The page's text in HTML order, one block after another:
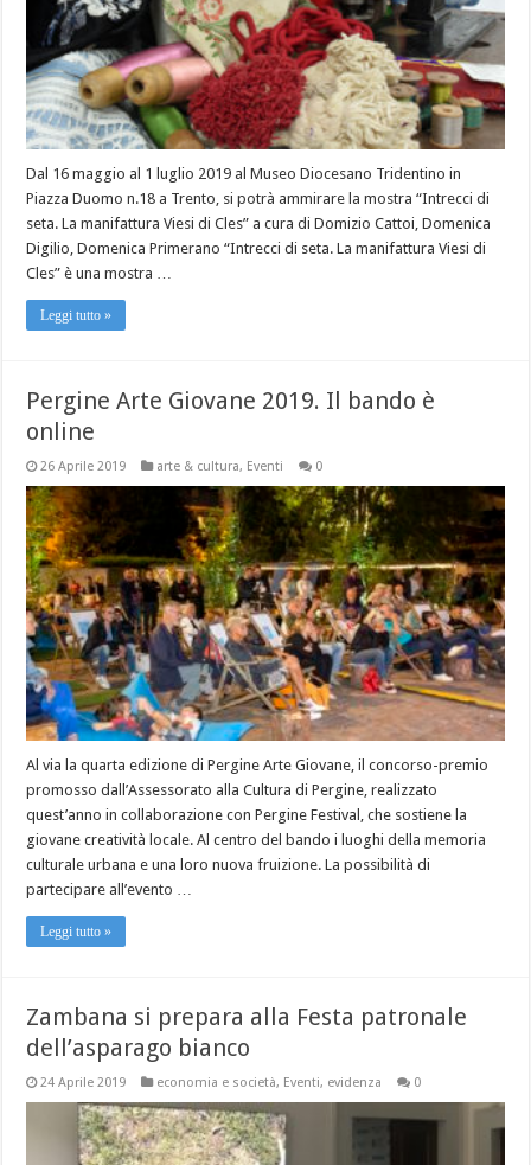
Dal 16 maggio al 1 luglio 2019 al Museo Diocesano Tridentino in
Piazza Duomo n.18 a Trento, si potrà ammirare la mostra “Intrecci di
seta. La manifattura Viesi di Cles” a cura di Domizio Cattoi, Domenica
Digilio, Domenica Primerano “Intrecci di seta. La manifattura Viesi di
Cles” è una mostra …
Leggi tutto »
Pergine Arte Giovane 2019. Il bando è
online
26 Aprile 2019 arte & cultura, Eventi 0
Al via la quarta edizione di Pergine Arte Giovane, il concorso-premio
promosso dall’Assessorato alla Cultura di Pergine, realizzato
quest’anno in collaborazione con Pergine Festival, che sostiene la
giovane creatività locale. Al centro del bando i luoghi della memoria
culturale urbana e una loro nuova fruizione. La possibilità di
partecipare all’evento …
Leggi tutto »
Zambana si prepara alla Festa patronale
dell’asparago bianco
24 Aprile 2019 economia e società, Eventi, evidenza 0